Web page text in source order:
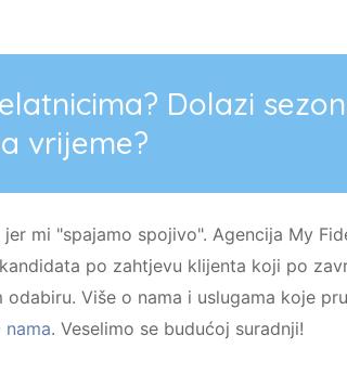
Dolazi
vrijeme?
mi "spajamo spojivo". Agencija My
po zahtjevu klijenta koji po
Više o nama i uslugama koje
nama. Veselimo se budućoj suradnji!